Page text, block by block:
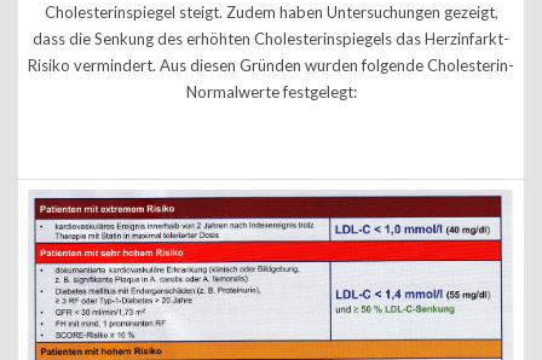
Cholesterinspiegel steigt. Zudem haben Untersuchungen gezeigt,
dass die Senkung des erhöhten Cholesterinspiegels das Herzinfarkt-
Risiko vermindert. Aus diesen Gründen wurden folgende Cholesterin-
Normalwerte festgelegt: